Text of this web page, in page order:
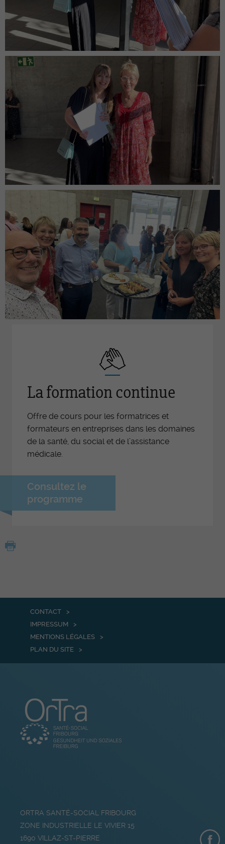
La formation continue
Offre de cours pour les formatrices et
formateurs en entreprises dans les domaines
de la santé, du social et de l’assistance
médicale.
Consultez le
programme
CONTACT
IMPRESSUM
MENTIONS LÉGALES
PLAN DU SITE
ORTRA SANTÉ-SOCIAL FRIBOURG
ZONE INDUSTRIELLE LE VIVIER 15
1690 VILLAZ-ST-PIERRE